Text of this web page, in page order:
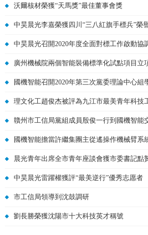
沃爾核材榮獲“天馬獎”最佳董事會獎
中昊晨光李嘉榮獲四川“三八紅旗手標兵”榮
中昊晨光召開2020年度全面對標工作啟動協
廣州機械院兩個智能裝備標準化試點項目立
國機智能召開2020年第三次黨委理論中心組
理文化工趙俊杰被評為九江市最美青年科技
贛州市工信局黨組成員殷俊一行到國機智能
國機智能擔當許繼集團主從遙操作機械臂系
晨光青年出席全市青年座談會獲市委書記點
中昊晨光雷躍權獲評“最美逆行”優秀志愿者
市工信局領導到沈鼓調研
劉長勝榮獲沈陽市十大科技英才稱號